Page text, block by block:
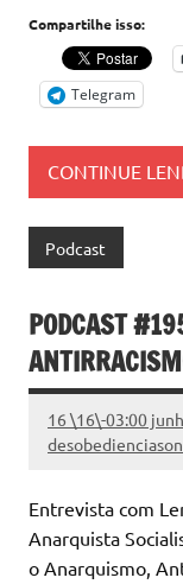
Compartilhe isso:
Telegram
CONTINUE
Podcast
PODCAST
16 \16\-03:00
Entrevista com
Anarquista
o Anarquismo,